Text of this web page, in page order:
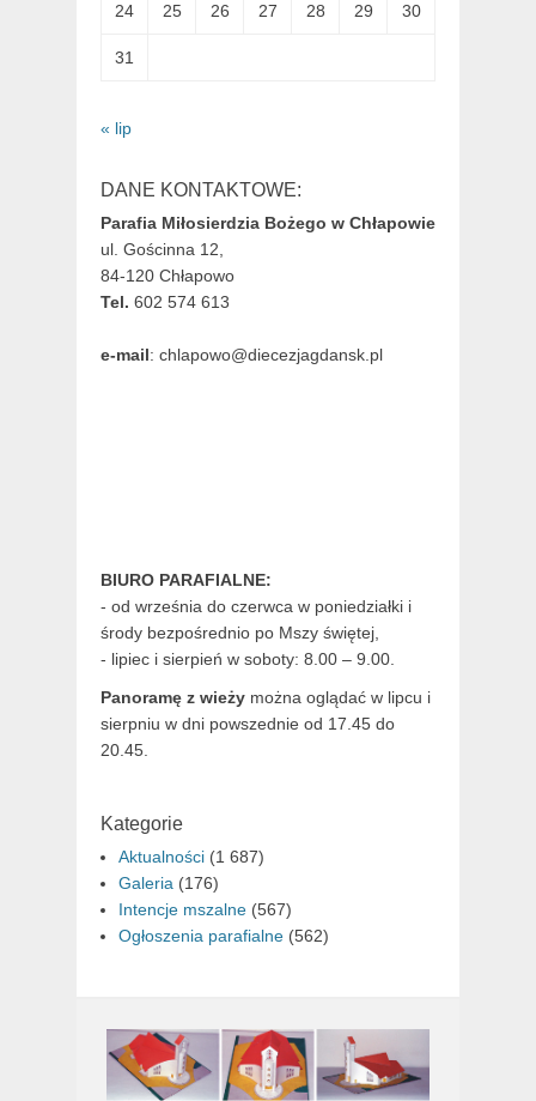
24 25 26 27 28 29 30
31
« lip
DANE KONTAKTOWE:
Parafia Miłosierdzia Bożego w Chłapowie
ul. Gościnna 12,
84-120 Chłapowo
Tel. 602 574 613
e-mail: chlapowo@diecezjagdansk.pl
BIURO PARAFIALNE:
- od września do czerwca w poniedziałki i
środy bezpośrednio po Mszy świętej,
- lipiec i sierpień w soboty: 8.00 – 9.00.
Panoramę z wieży można oglądać w lipcu i
sierpniu w dni powszednie od 17.45 do
20.45.
Kategorie
Aktualności (1 687)
Galeria (176)
Intencje mszalne (567)
Ogłoszenia parafialne (562)